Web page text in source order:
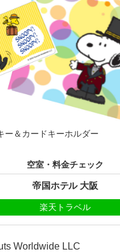
ー＆カードキーホルダー
空室・料金チェック
帝国ホテル 大阪
楽天トラベル
Worldwide LLC